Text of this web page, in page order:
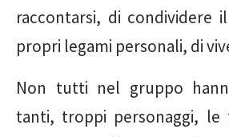
raccontarsi, di condividere
propri legami personali, di
Non tutti nel gruppo
tanti, troppi personaggi,